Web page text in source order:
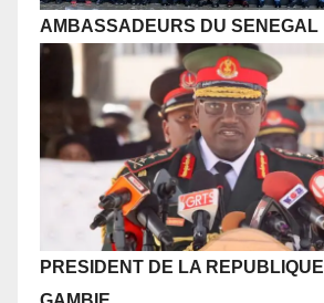
AMBASSADEURS DU SENEGAL
PRESIDENT DE LA REPUBLIQUE